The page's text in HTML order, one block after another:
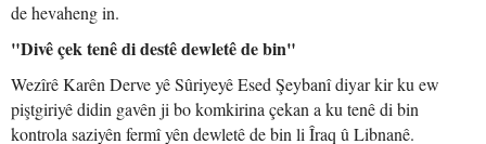
de hevaheng in.
"Divê çek tenê di destê dewletê de bin"
Wezîrê Karên Derve yê Sûriyeyê Esed Şeybanî diyar kir ku ew
piştgiriyê didin gavên ji bo komkirina çekan a ku tenê di bin
kontrola saziyên fermî yên dewletê de bin li Îraq û Libnanê.